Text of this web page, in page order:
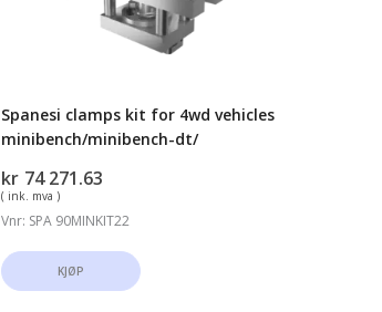
minibench/minibench-
Spanesi clamps kit for 4wd vehicles
minibench/minibench-dt/
kr 74 271.63
( ink. mva )
Vnr: SPA 90MINKIT22
KJØP